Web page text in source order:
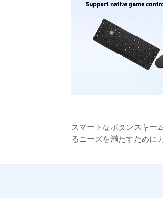
スマートなボタンスキー
るニーズを満たすために